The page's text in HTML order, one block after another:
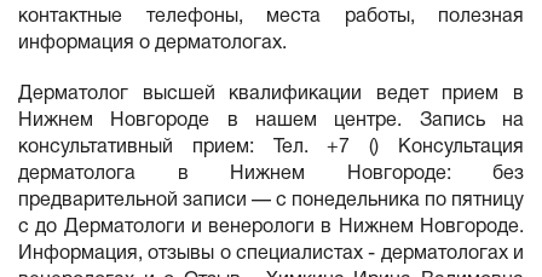
контактные телефоны, места работы, полезная
информация о дерматологах.
Дерматолог высшей квалификации ведет прием в
Нижнем Новгороде в нашем центре. Запись на
консультативный прием: Тел. +7 () Консультация
дерматолога в Нижнем Новгороде: без
предварительной записи — с понедельника по пятницу
с до Дерматологи и венерологи в Нижнем Новгороде.
Информация, отзывы о специалистах - дерматологах и